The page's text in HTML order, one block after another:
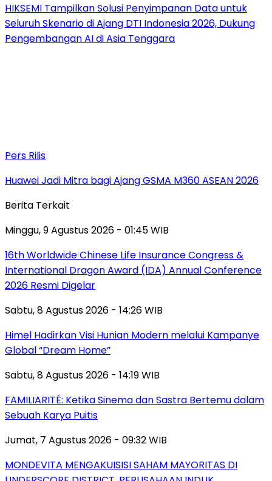
HIKSEMI Tampilkan Solusi Penyimpanan Data untuk
Seluruh Skenario di Ajang DTI Indonesia 2026, Dukung
Pengembangan AI di Asia Tenggara
Pers Rilis
Huawei Jadi Mitra bagi Ajang GSMA M360 ASEAN 2026
Berita Terkait
Minggu, 9 Agustus 2026 - 01:45 WIB
16th Worldwide Chinese Life Insurance Congress &
International Dragon Award (IDA) Annual Conference
2026 Resmi Digelar
Sabtu, 8 Agustus 2026 - 14:26 WIB
Himel Hadirkan Visi Hunian Modern melalui Kampanye
Global “Dream Home”
Sabtu, 8 Agustus 2026 - 14:19 WIB
FAMILIARITÉ: Ketika Sinema dan Sastra Bertemu dalam
Sebuah Karya Puitis
Jumat, 7 Agustus 2026 - 09:32 WIB
MONDEVITA MENGAKUISISI SAHAM MAYORITAS DI